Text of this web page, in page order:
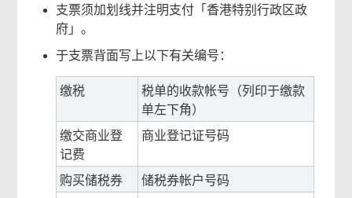
支票须加划线并注明支付「香港特别行政区政
府」。
于支票背面写上以下有关编号：
缴税
税单的收款帐号（列印于缴款
单左下角）
缴交商业登
记费
商业登记证号码
购买储税券
储税券帐户号码